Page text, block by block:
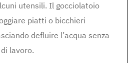
utensili. Il gocciolatoio
piatti o bicchieri
defluire l’acqua senza
lavoro.